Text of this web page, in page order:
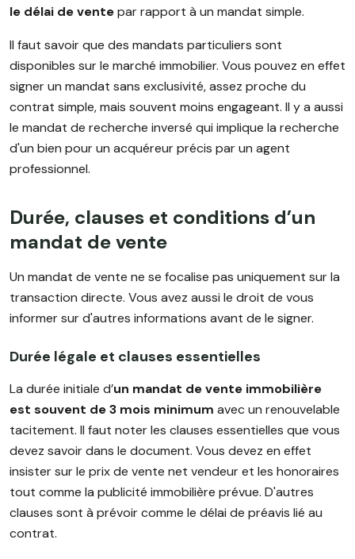
le délai de ventepar rapport à un mandat simple.
Il faut savoir que des mandats particuliers sont
disponibles sur le marché immobilier. Vous pouvez en effet
signer un mandat sans exclusivité, assez proche du
contrat simple, mais souvent moins engageant. Il y a aussi
le mandat de recherche inversé qui implique la recherche
d'un bien pour un acquéreur précis par un agent
professionnel.
Durée, clauses et conditions d’un
mandat de vente
Un mandat de vente ne se focalise pas uniquement sur la
transaction directe. Vous avez aussi le droit de vous
informer sur d'autres informations avant de le signer.
Durée légale et clauses essentielles
La durée initiale d’un mandat de vente immobilière
est souvent de3 mois minimum avec un renouvelable
tacitement. Il faut noter les clauses essentielles que vous
devez savoir dans le document. Vous devez en effet
insister sur le prix de vente net vendeur et les honoraires
tout comme la publicité immobilière prévue. D'autres
clauses sont à prévoir comme le délai de préavis lié au
contrat.